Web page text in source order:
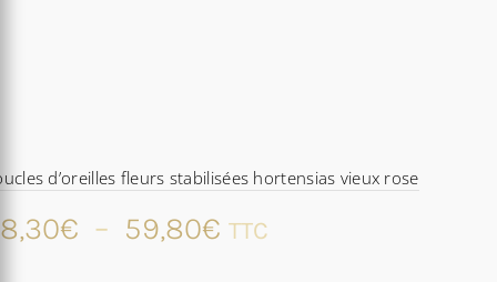
d’oreilles fleurs stabilisées hortensias vieux rose
€ – 59,80€ Plage
TTC